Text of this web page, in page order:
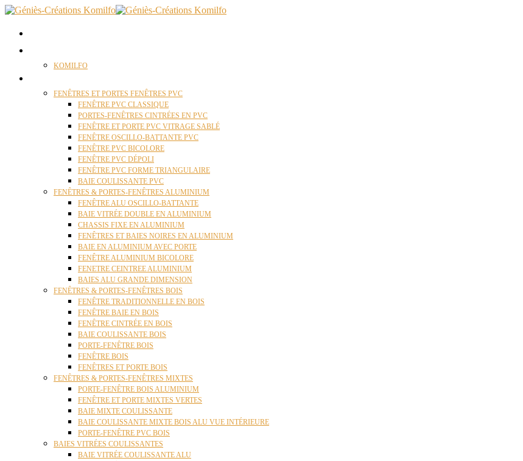
KOMILFO
FENÊTRES ET PORTES FENÊTRES PVC
FENÊTRE PVC CLASSIQUE
PORTES-FENÊTRES CINTRÉES EN PVC
FENÊTRE ET PORTE PVC VITRAGE SABLÉ
FENÊTRE OSCILLO-BATTANTE PVC
FENÊTRE PVC BICOLORE
FENÊTRE PVC DÉPOLI
FENÊTRE PVC FORME TRIANGULAIRE
BAIE COULISSANTE PVC
FENÊTRES & PORTES-FENÊTRES ALUMINIUM
FENÊTRE ALU OSCILLO-BATTANTE
BAIE VITRÉE DOUBLE EN ALUMINIUM
CHASSIS FIXE EN ALUMINIUM
FENÊTRES ET BAIES NOIRES EN ALUMINIUM
BAIE EN ALUMINIUM AVEC PORTE
FENÊTRE ALUMINIUM BICOLORE
FENETRE CEINTREE ALUMINIUM
BAIES ALU GRANDE DIMENSION
FENÊTRES & PORTES-FENÊTRES BOIS
FENÊTRE TRADITIONNELLE EN BOIS
FENÊTRE BAIE EN BOIS
FENÊTRE CINTRÉE EN BOIS
BAIE COULISSANTE BOIS
PORTE-FENÊTRE BOIS
FENÊTRE BOIS
FENÊTRES ET PORTE BOIS
FENÊTRES & PORTES-FENÊTRES MIXTES
PORTE-FENÊTRE BOIS ALUMINIUM
FENÊTRE ET PORTE MIXTES VERTES
BAIE MIXTE COULISSANTE
BAIE COULISSANTE MIXTE BOIS ALU VUE INTÉRIEURE
PORTE-FENÊTRE PVC BOIS
BAIES VITRÉES COULISSANTES
BAIE VITRÉE COULISSANTE ALU